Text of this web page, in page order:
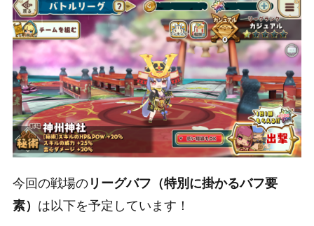
今回の戦場のリーグバフ（特別に掛かるバフ要
素） は以下を予定しています！